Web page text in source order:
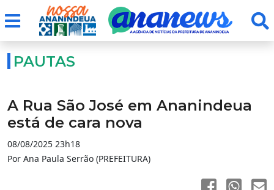
PAUTAS
A Rua São José em Ananindeua
está de cara nova
08/08/2025 23h18
Por Ana Paula Serrão (PREFEITURA)